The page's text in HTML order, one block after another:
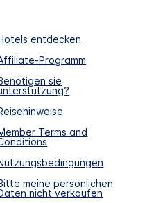
entdecken
Programm
sie
Terms and
meine persönlichen
nicht verkaufen